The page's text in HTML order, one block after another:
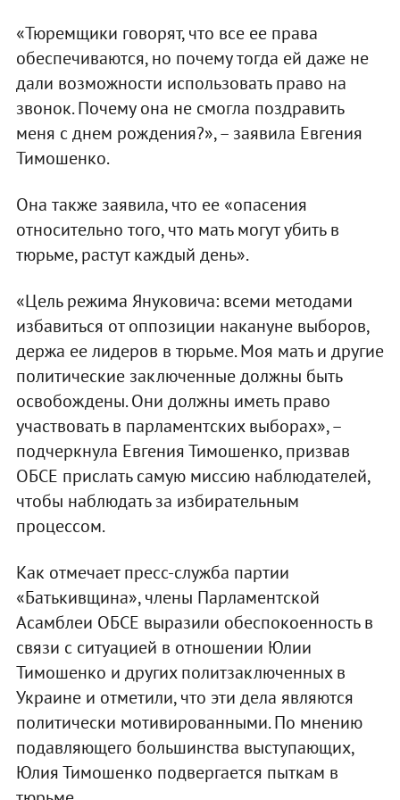
«Тюремщики говорят, что все ее права
обеспечиваются, но почему тогда ей даже не
дали возможности использовать право на
звонок. Почему она не смогла поздравить
меня с днем рождения?», – заявила Евгения
Тимошенко.
Она также заявила, что ее «опасения
относительно того, что мать могут убить в
тюрьме, растут каждый день».
«Цель режима Януковича: всеми методами
избавиться от оппозиции накануне выборов,
держа ее лидеров в тюрьме. Моя мать и другие
политические заключенные должны быть
освобождены. Они должны иметь право
участвовать в парламентских выборах», –
подчеркнула Евгения Тимошенко, призвав
ОБСЕ прислать самую миссию наблюдателей,
чтобы наблюдать за избирательным
процессом.
Как отмечает пресс-служба партии
«Батькивщина», члены Парламентской
Асамблеи ОБСЕ выразили обеспокоенность в
связи с ситуацией в отношении Юлии
Тимошенко и других политзаключенных в
Украине и отметили, что эти дела являются
политически мотивированными. По мнению
подавляющего большинства выступающих,
Юлия Тимошенко подвергается пыткам в